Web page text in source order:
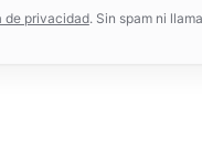
de privacidad. Sin spam ni